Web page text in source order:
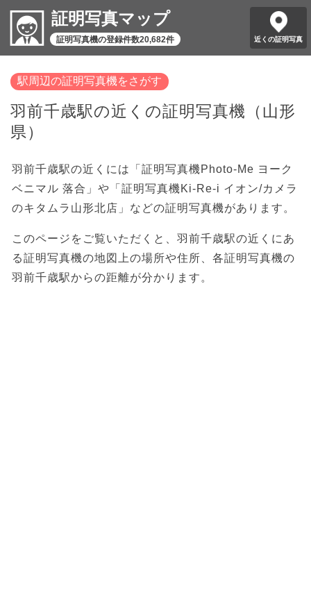
証明写真マップ
証明写真機の登録件数20,682件 近くの証明写真
駅周辺の証明写真機をさがす
羽前千歳駅の近くの証明写真機（山形
県）
羽前千歳駅の近くには「証明写真機Photo-Me ヨーク
ベニマル 落合」や「証明写真機Ki-Re-i イオン/カメラ
のキタムラ山形北店」などの証明写真機があります。
このページをご覧いただくと、羽前千歳駅の近くにあ
る証明写真機の地図上の場所や住所、各証明写真機の
羽前千歳駅からの距離が分かります。